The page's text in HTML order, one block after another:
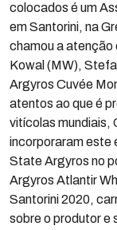
colocados é um
em Santorini, na
chamou a
Kowal (MW),
Argyros Cuvée
atentos ao que é
vitícolas mundiais,
incorporaram este
State Argyros no
Argyros Atlantir
Santorini 2020,
sobre o produtor e